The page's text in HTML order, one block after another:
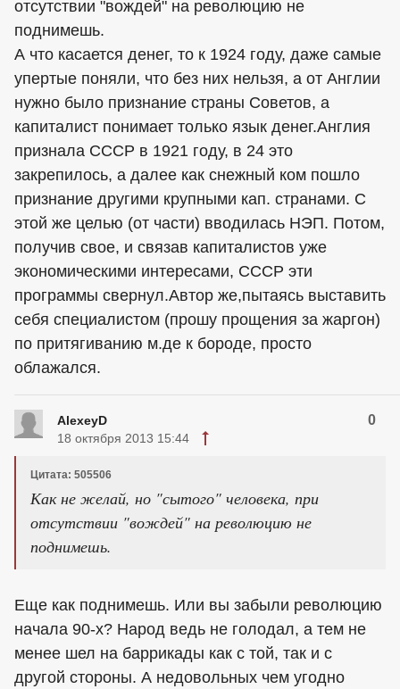
отсутствии "вождей" на революцию не
поднимешь.
А что касается денег, то к 1924 году, даже самые
упертые поняли, что без них нельзя, а от Англии
нужно было признание страны Советов, а
капиталист понимает только язык денег.Англия
признала СССР в 1921 году, в 24 это
закрепилось, а далее как снежный ком пошло
признание другими крупными кап. странами. С
этой же целью (от части) вводилась НЭП. Потом,
получив свое, и связав капиталистов уже
экономическими интересами, СССР эти
программы свернул.Автор же,пытаясь выставить
себя специалистом (прошу прощения за жаргон)
по притягиванию м.де к бороде, просто
облажался.
AlexeyD 0
18 октября 2013 15:44
Цитата: 505506
Как не желай, но "сытого" человека, при
отсутствии "вождей" на революцию не
поднимешь.
Еще как поднимешь. Или вы забыли революцию
начала 90-х? Народ ведь не голодал, а тем не
менее шел на баррикады как с той, так и с
другой стороны. А недовольных чем угодно